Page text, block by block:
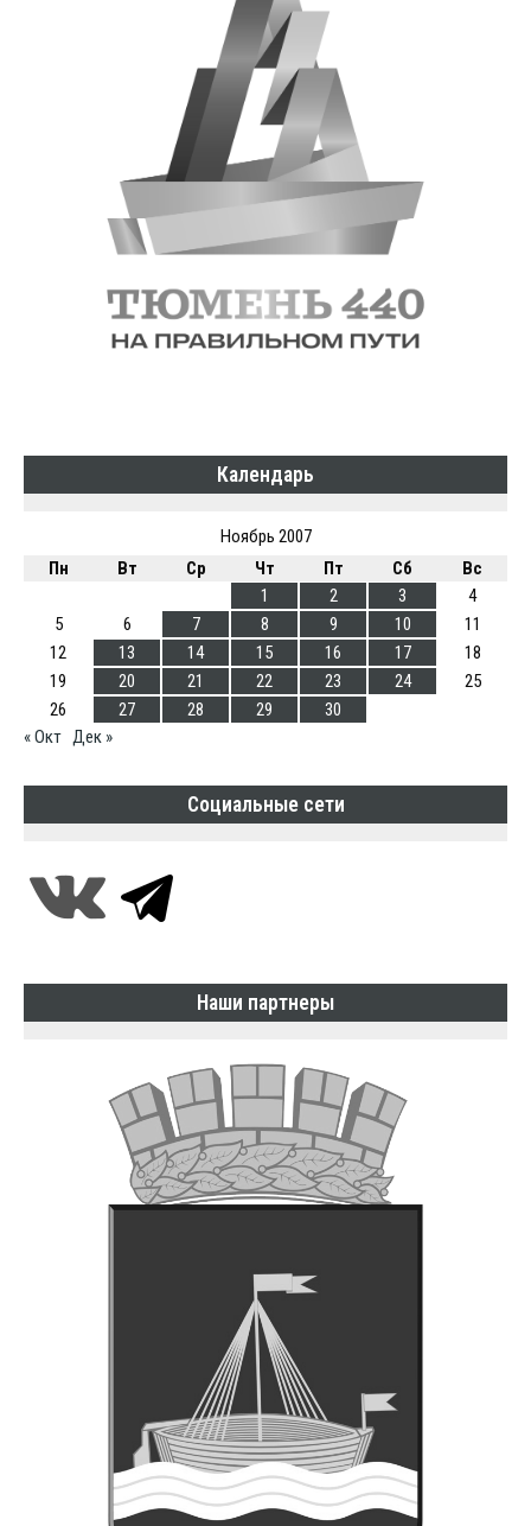
Календарь
Ноябрь 2007
Пн
Вт Ср Чт Пт Сб
Вс
1
2 3
4
5
6 7 8 9 10
11
12
13 14 15 16 17
18
19
20 21 22 23 24
25
26
27 28 29
30
« Окт Дек »
Социальные сети
Наши партнеры